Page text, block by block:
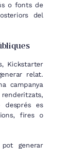
o fonts de
del
Kickstarter
relat.
campanya
després es
fires o
generar